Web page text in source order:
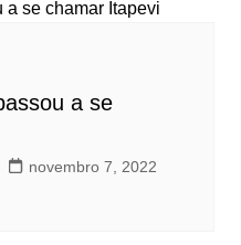
a se
novembro 7, 2022